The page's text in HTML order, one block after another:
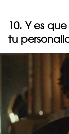
10. Y es
tu